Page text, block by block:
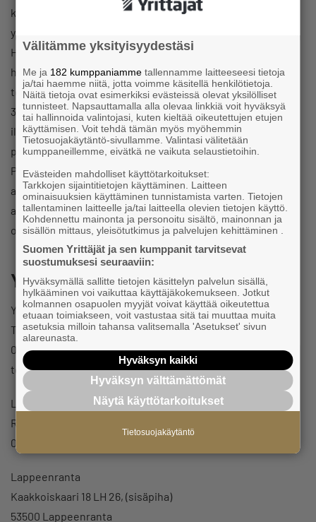
kotipalvelua
yksityisasiakkaille ja toimimme Etelä-Karjalan
Hyvinvointialueen
hyväksymänä palvelusetelipalveluiden tuottajana. Olemme
toimineet jo yli
30 vuoden ajan Luumäellä ja Lappeenrannassa ja
iloksemme olemme saaneet
palvella useita asiakkaita jopa vuosikymmenien ajan.
Pitkäkestoiset
asiakassuhteet ovat hienoin osoitus
asiakastyytyväisyydestä sekä
onnistumisestamme laadukkaan palvelun tuottamisessa.
Yhteystiedot
Yrittäjä
Toni Vattukumpu
0449895431
toni.vattukumpu@bionella.fi
Luumäki
Riihitie 1 54500 Taavetti
054171296
Lappeenranta
Kaakkoiskaari 18 LH 26, (sisäpiha)
53500 Lappeenranta
Välitämme yksityisyydestäsi
Me ja 182 kumppaniamme tallennamme laitteeseesi tietoja
ja/tai haemme niitä, jotta voimme käsitellä henkilötietoja.
Näitä tietoja ovat esimerkiksi evästeissä olevat yksilölliset
tunnisteet. Napsauttamalla alla olevaa linkkiä voit hyväksyä
tai hallinnoida valintojasi, kuten kieltää oikeutettujen etujen
käyttämisen. Voit tehdä tämän myös myöhemmin
Tietosuojakäytäntö-sivullamme. Valintasi välitetään
kumppaneillemme, eivätkä ne vaikuta selaustietoihin.
Evästeiden mahdolliset käyttötarkoitukset:
Tarkkojen sijaintitietojen käyttäminen. Laitteen
ominaisuuksien käyttäminen tunnistamista varten. Tietojen
tallentaminen laitteelle ja/tai laitteella olevien tietojen käyttö.
Kohdennettu mainonta ja personoitu sisältö, mainonnan ja
sisällön mittaus, yleisötutkimus ja palvelujen kehittäminen .
Suomen Yrittäjät ja sen kumppanit tarvitsevat
suostumuksesi seuraaviin:
Hyväksymällä sallitte tietojen käsittelyn palvelun sisällä,
hylkääminen voi vaikuttaa käyttäjäkokemukseen. Jotkut
kolmannen osapuolen myyjät voivat käyttää oikeutettua
etuaan toimiakseen, voit vastustaa sitä tai muuttaa muita
asetuksia milloin tahansa valitsemalla 'Asetukset' sivun
alareunasta.
Hyväksyn kaikki
Hyväksyn välttämättömät
Näytä käyttötarkoitukset
Tietosuojakäytäntö